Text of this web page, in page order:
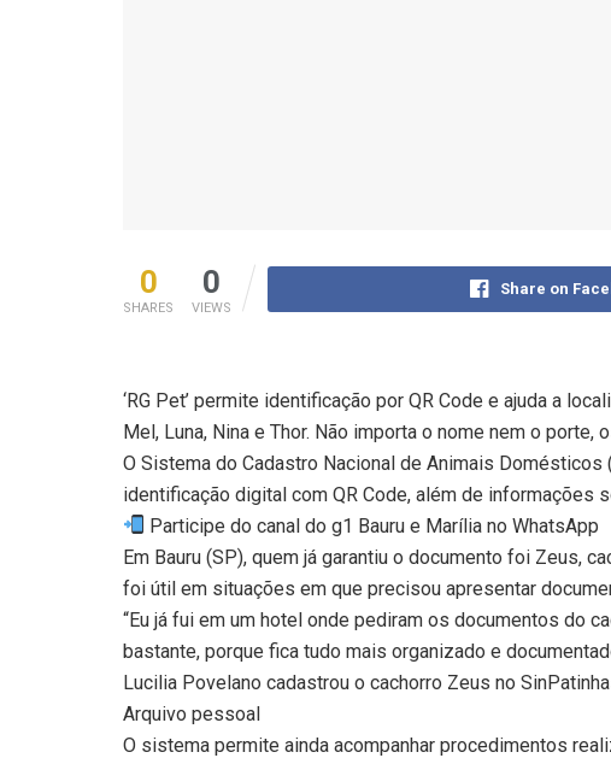
0
SHARES
0
VIEWS
Share on
‘RG Pet’ permite identificação por QR Code e ajuda a
Mel, Luna, Nina e Thor. Não importa o nome nem o porte,
O Sistema do Cadastro Nacional de Animais
identificação digital com QR Code, além de informações
Participe do canal do g1 Bauru e Marília no WhatsApp
Em Bauru (SP), quem já garantiu o documento foi Zeus,
foi útil em situações em que precisou apresentar
“Eu já fui em um hotel onde pediram os documentos do
bastante, porque fica tudo mais organizado e
Lucilia Povelano cadastrou o cachorro Zeus no
Arquivo pessoal
O sistema permite ainda acompanhar procedimentos